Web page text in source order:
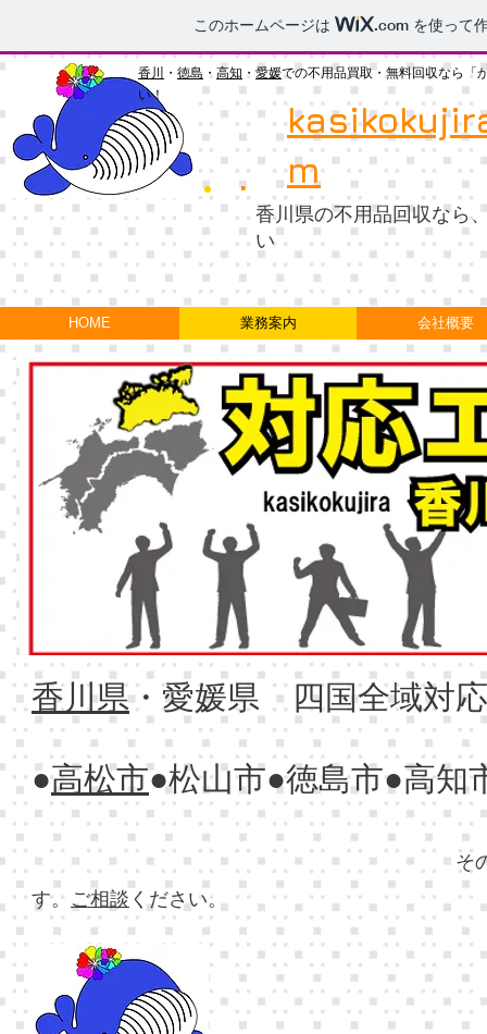
このホームページは .comを使って
HOME 業務案内 会社概要
m
香川 ・ 徳島 ・ 高知 ・ 愛媛での不用品買取・無料回収なら「
い！
香川県の不用品回収なら
い
香川県・愛媛県 四国全域対応
●高松市●松山市●徳島市●高知
そ
す。 ご相談 ください。